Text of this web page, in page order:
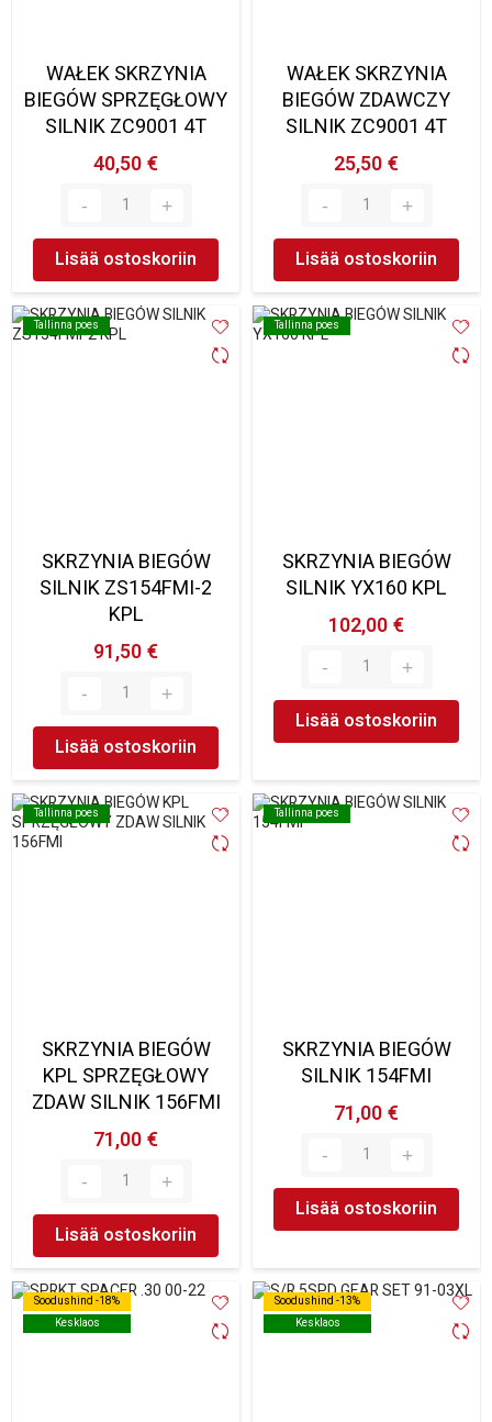
WAŁEK SKRZYNIA
BIEGÓW SPRZĘGŁOWY
SILNIK ZC9001 4T
40,50 €
Lisää ostoskoriin
WAŁEK SKRZYNIA
BIEGÓW ZDAWCZY
SILNIK ZC9001 4T
25,50 €
Lisää ostoskoriin
Tallinna poes
Tallinna poes
SKRZYNIA BIEGÓW
SILNIK ZS154FMI-2
KPL
91,50 €
Lisää ostoskoriin
Tallinna poes
Tallinna poes
SKRZYNIA BIEGÓW
SILNIK YX160 KPL
102,00 €
Lisää ostoskoriin
Tallinna poes
Tallinna poes
SKRZYNIA BIEGÓW
KPL SPRZĘGŁOWY
ZDAW SILNIK 156FMI
71,00 €
Lisää ostoskoriin
Tallinna poes
Tallinna poes
SKRZYNIA BIEGÓW
SILNIK 154FMI
71,00 €
Lisää ostoskoriin
Soodushind -18%
Kesklaos
Soodushind -18%
Kesklaos
Soodushind -13%
Kesklaos
Soodushind -13%
Kesklaos